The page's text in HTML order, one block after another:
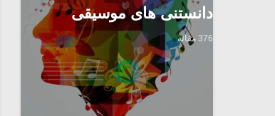
دانستنی های موسیقی
376 مقاله